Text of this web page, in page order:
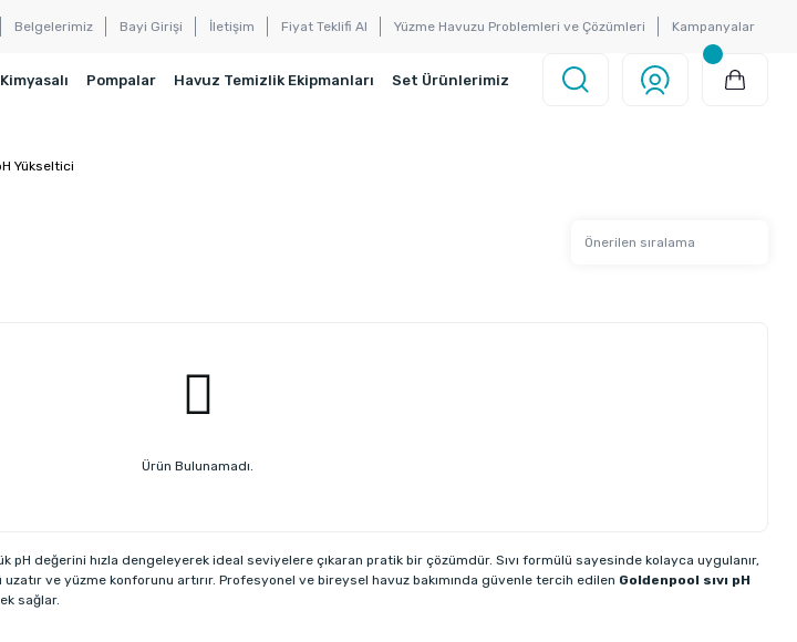
Belgelerimiz Bayi Girişi İletişim Fiyat Teklifi Al Yüzme Havuzu Problemleri ve Çözümleri Kampanyalar
Pompalar Havuz Temizlik Ekipmanları Set Ürünlerimiz
Yükseltici
Ürün Bulunamadı.
pH değerini hızla dengeleyerek ideal seviyelere çıkaran pratik bir çözümdür. Sıvı formülü sayesinde kolayca uygulanır,
ve yüzme konforunu artırır. Profesyonel ve bireysel havuz bakımında güvenle tercih edilen Goldenpool sıvı pH
sağlar.